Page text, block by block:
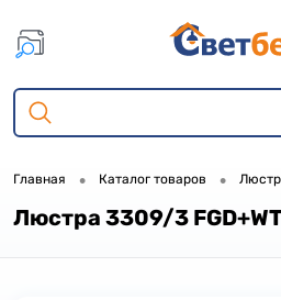
Главная • Каталог товаров •
Люстра 3309/3